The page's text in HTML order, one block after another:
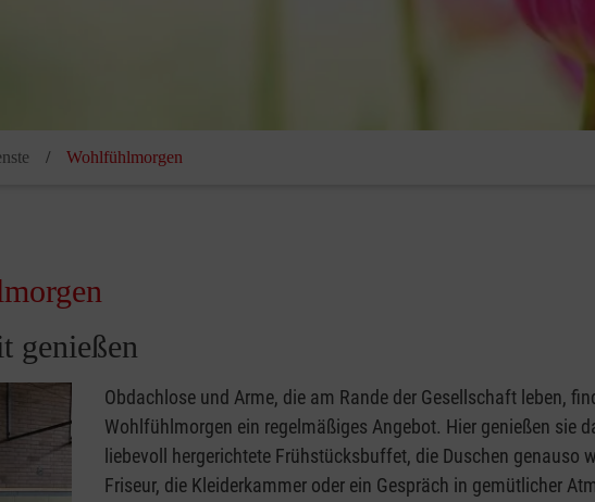
Wohlfühlmorgen
genießen
Obdachlose und Arme, die am Rande der Gesellschaft leben,
Wohlfühlmorgen ein regelmäßiges Angebot. Hier genießen sie
liebevoll hergerichtete Frühstücksbuffet, die Duschen genauso
Friseur, die Kleiderkammer oder ein Gespräch in gemütlicher